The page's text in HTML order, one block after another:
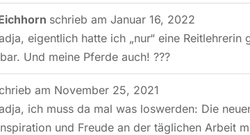
schrieb am Januar 16, 2022
eigentlich hatte ich „nur“ eine
Und meine Pferde auch! ???
am November 25, 2021
ich muss da mal was loswerden: Die
und Freude an der täglichen Arbeit